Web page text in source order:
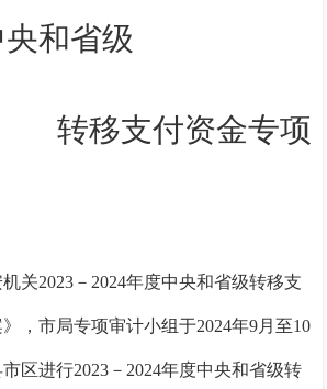
央和省级
支付资金专项
关2023－2024年度中央和省级转移支
，市局专项审计小组于2024年9月至10
区进行2023－2024年度中央和省级转